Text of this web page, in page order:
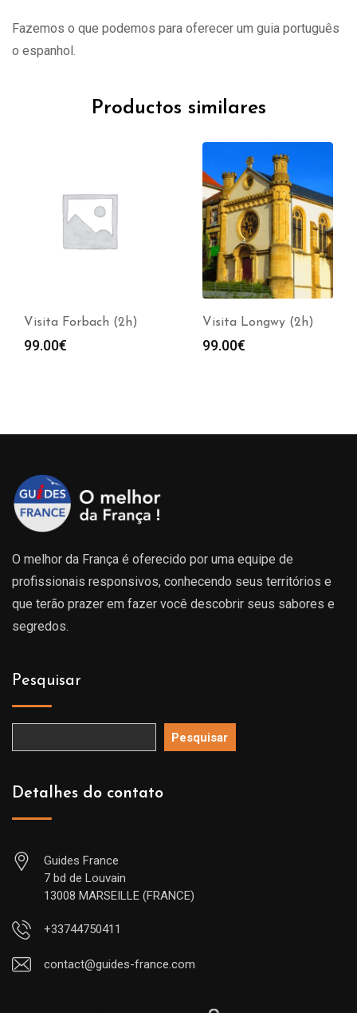
Fazemos o que podemos para oferecer um guia português
o espanhol.
Productos similares
Visita Forbach (2h)
99.00€
Visita Longwy (2h)
99.00€
O melhor da França é oferecido por uma equipe de
profissionais responsivos, conhecendo seus territórios e
que terão prazer em fazer você descobrir seus sabores e
segredos.
Pesquisar
Pesquisar
Detalhes do contato
Guides France
7 bd de Louvain
13008 MARSEILLE (FRANCE)
+33744750411
contact@guides-france.com